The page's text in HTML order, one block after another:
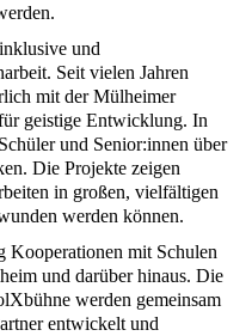
und
Seit vielen Jahren
mit der Mülheimer
geistige Entwicklung. In
und Senior:innen über
Die Projekte zeigen
in großen, vielfältigen
werden können.
Kooperationen mit Schulen
und darüber hinaus. Die
werden gemeinsam
entwickelt und